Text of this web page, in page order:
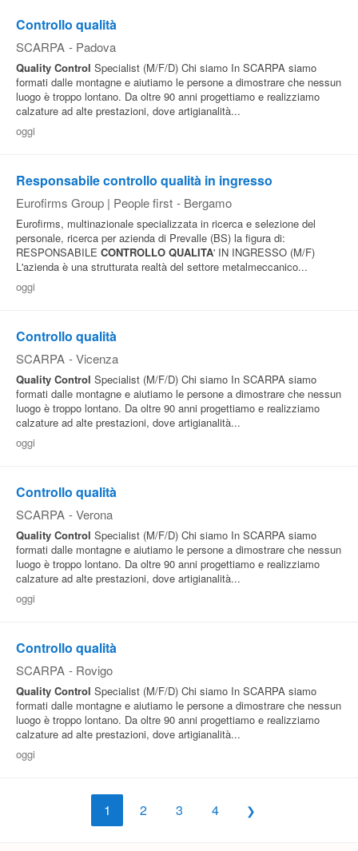
Controllo qualità
SCARPA - Padova
Quality Control Specialist (M/F/D) Chi siamo In SCARPA siamo
formati dalle montagne e aiutiamo le persone a dimostrare che nessun
luogo è troppo lontano. Da oltre 90 anni progettiamo e realizziamo
calzature ad alte prestazioni, dove artigianalità...
oggi
Responsabile controllo qualità in ingresso
Eurofirms Group | People first - Bergamo
Eurofirms, multinazionale specializzata in ricerca e selezione del
personale, ricerca per azienda di Prevalle (BS) la figura di:
RESPONSABILE CONTROLLO QUALITA' IN INGRESSO (M/F)
L'azienda è una strutturata realtà del settore metalmeccanico...
oggi
Controllo qualità
SCARPA - Vicenza
Quality Control Specialist (M/F/D) Chi siamo In SCARPA siamo
formati dalle montagne e aiutiamo le persone a dimostrare che nessun
luogo è troppo lontano. Da oltre 90 anni progettiamo e realizziamo
calzature ad alte prestazioni, dove artigianalità...
oggi
Controllo qualità
SCARPA - Verona
Quality Control Specialist (M/F/D) Chi siamo In SCARPA siamo
formati dalle montagne e aiutiamo le persone a dimostrare che nessun
luogo è troppo lontano. Da oltre 90 anni progettiamo e realizziamo
calzature ad alte prestazioni, dove artigianalità...
oggi
Controllo qualità
SCARPA - Rovigo
Quality Control Specialist (M/F/D) Chi siamo In SCARPA siamo
formati dalle montagne e aiutiamo le persone a dimostrare che nessun
luogo è troppo lontano. Da oltre 90 anni progettiamo e realizziamo
calzature ad alte prestazioni, dove artigianalità...
oggi
1 2 3 4